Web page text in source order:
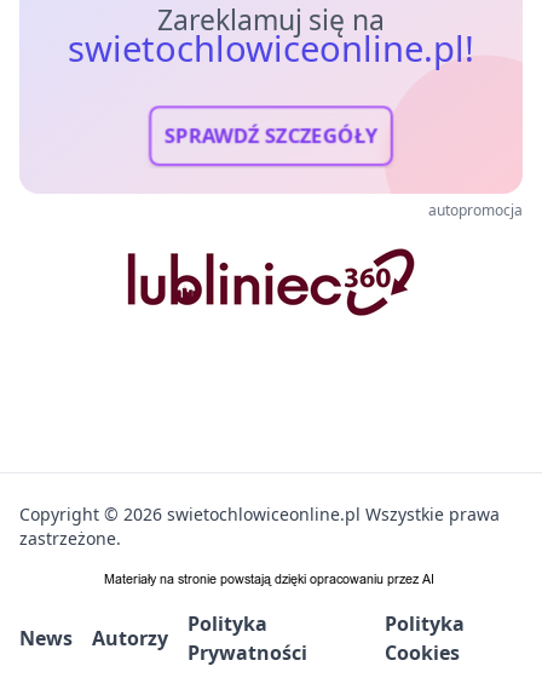
Zareklamuj się na
swietochlowiceonline.pl!
SPRAWDŹ SZCZEGÓŁY
autopromocja
Copyright © 2026 swietochlowiceonline.pl Wszystkie prawa
zastrzeżone.
News Autorzy
Polityka
Prywatności
Polityka
Cookies